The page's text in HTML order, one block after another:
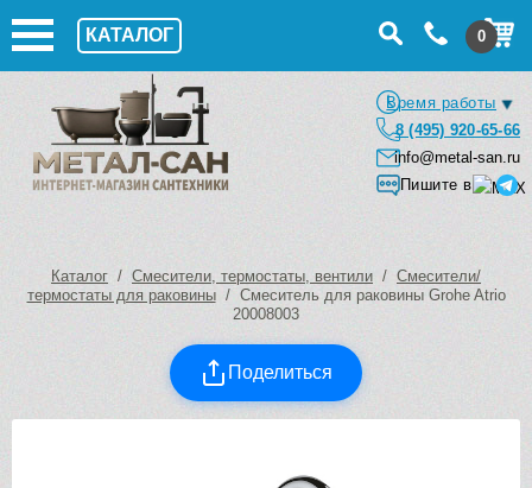
КАТАЛОГ 0
Время работы
8 (495) 920-65-66
info@metal-san.ru
Пишите в
Каталог / Смесители, термостаты, вентили / Смесители/
термостаты для раковины/ Смеситель для раковины Grohe Atrio
20008003
Поделиться